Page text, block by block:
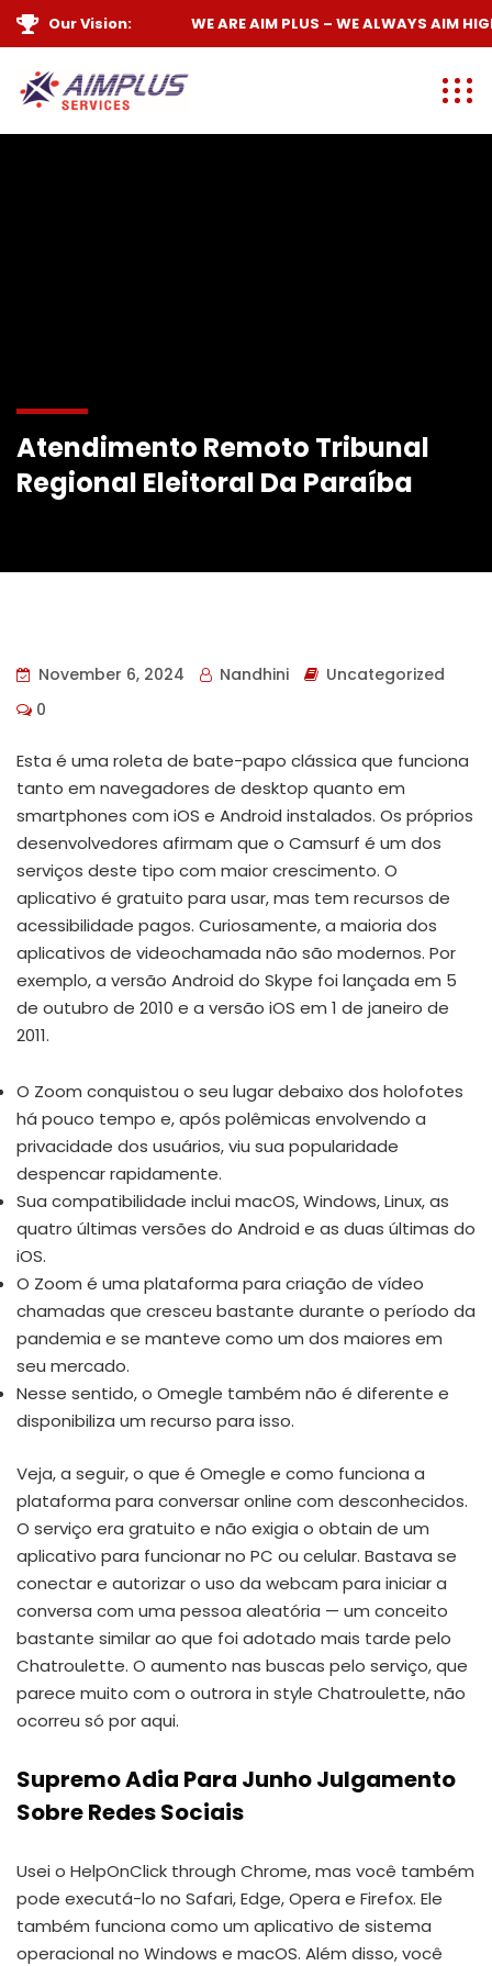
Our Vision: WE AREAIM PLUS– WE ALWAYSAIM HIGH
Atendimento Remoto Tribunal
Regional Eleitoral Da Paraíba
November 6, 2024 Nandhini
Uncategorized
0
Esta é uma roleta de bate-papo clássica que funciona
tanto em navegadores de desktop quanto em
smartphones com iOS e Android instalados. Os próprios
desenvolvedores afirmam que o Camsurf é um dos
serviços deste tipo com maior crescimento. O
aplicativo é gratuito para usar, mas tem recursos de
acessibilidade pagos. Curiosamente, a maioria dos
aplicativos de videochamada não são modernos. Por
exemplo, a versão Android do Skype foi lançada em 5
de outubro de 2010 e a versão iOS em 1 de janeiro de
2011.
O Zoom conquistou o seu lugar debaixo dos holofotes
há pouco tempo e, após polêmicas envolvendo a
privacidade dos usuários, viu sua popularidade
despencar rapidamente.
Sua compatibilidade inclui macOS, Windows, Linux, as
quatro últimas versões do Android e as duas últimas do
iOS.
O Zoom é uma plataforma para criação de vídeo
chamadas que cresceu bastante durante o período da
pandemia e se manteve como um dos maiores em
seu mercado.
Nesse sentido, o Omegle também não é diferente e
disponibiliza um recurso para isso.
Veja, a seguir, o que é Omegle e como funciona a
plataforma para conversar online com desconhecidos.
O serviço era gratuito e não exigia o obtain de um
aplicativo para funcionar no PC ou celular. Bastava se
conectar e autorizar o uso da webcam para iniciar a
conversa com uma pessoa aleatória — um conceito
bastante similar ao que foi adotado mais tarde pelo
Chatroulette. O aumento nas buscas pelo serviço, que
parece muito com o outrora in style Chatroulette, não
ocorreu só por aqui.
Supremo Adia Para Junho Julgamento
Sobre Redes Sociais
Usei o HelpOnClick through Chrome, mas você também
pode executá-lo no Safari, Edge, Opera e Firefox. Ele
também funciona como um aplicativo de sistema
operacional no Windows e macOS. Além disso, você